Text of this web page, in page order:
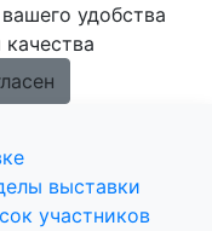
удобства
выставки
участников